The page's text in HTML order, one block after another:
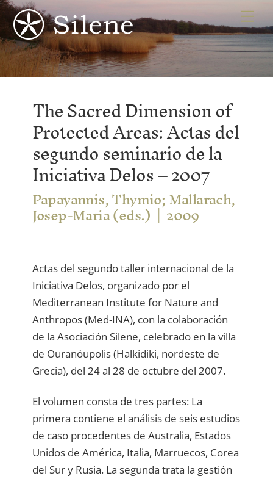
Skip
to
content
The Sacred Dimension of
Protected Areas: Actas del
segundo seminario de la
Iniciativa Delos – 2007
Papayannis, Thymio; Mallarach,
Josep-Maria (eds.) 2009
Actas del segundo taller internacional de la
Iniciativa Delos, organizado por el
Mediterranean Institute for Nature and
Anthropos (Med-INA), con la colaboración
de la Asociación Silene, celebrado en la villa
de Ouranóupolis (Halkidiki, nordeste de
Grecia), del 24 al 28 de octubre del 2007.
El volumen consta de tres partes: La
primera contiene el análisis de seis estudios
de caso procedentes de Australia, Estados
Unidos de América, Italia, Marruecos, Corea
del Sur y Rusia. La segunda trata la gestión